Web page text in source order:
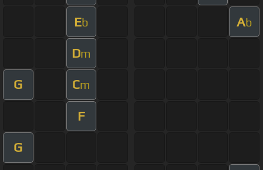
Eb Ab
Dm
G Cm
F
G